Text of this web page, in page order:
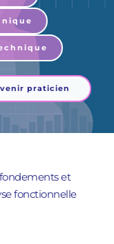
praticien
fondements et
fonctionnelle